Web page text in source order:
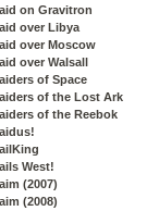
on Gravitron
over Libya
over Moscow
over Walsall
of Space
of the Lost Ark
of the Reebok
West!
(2007)
(2008)